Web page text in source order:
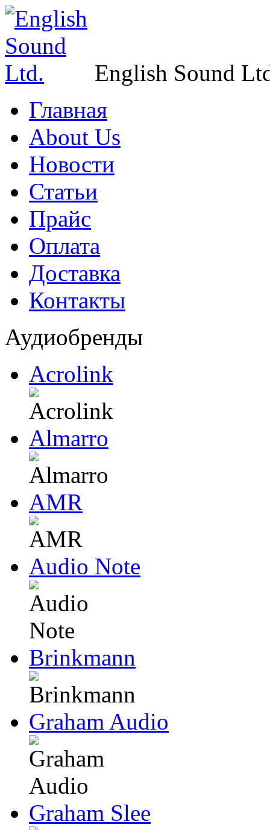
English Sound
Главная
About Us
Новости
Статьи
Прайс
Оплата
Доставка
Контакты
Аудиобренды
Acrolink
Almarro
AMR
Audio Note
Brinkmann
Graham Audio
Graham Slee